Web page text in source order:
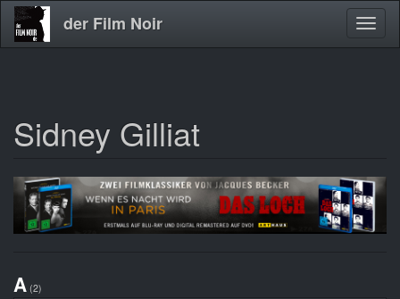
Direkt
zum
der Film Noir
Sidney Gilliat
A (2)